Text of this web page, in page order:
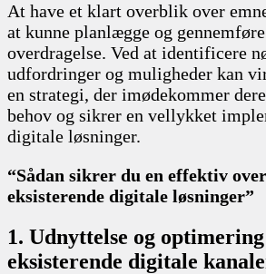
At have et klart overblik over
at kunne planlægge og
overdragelse. Ved at identificere
udfordringer og muligheder kan
en strategi, der imødekommer
behov og sikrer en vellykket
digitale løsninger.
“Sådan sikrer du en effektiv
eksisterende digitale løsninger”
1. Udnyttelse og
eksisterende digitale